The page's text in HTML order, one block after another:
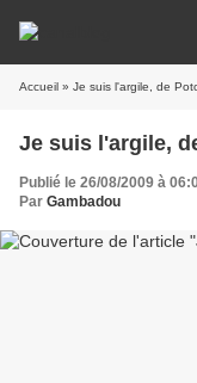
Accueil » Je suis l'argile, de
Je suis l'argile,
Publié le 26/08/2009 à
Par Gambadou